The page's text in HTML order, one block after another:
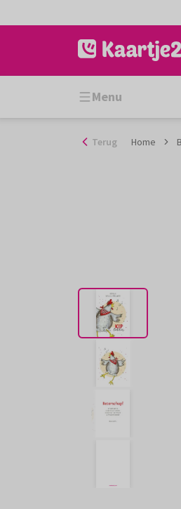
naar
Menu
Terug Home